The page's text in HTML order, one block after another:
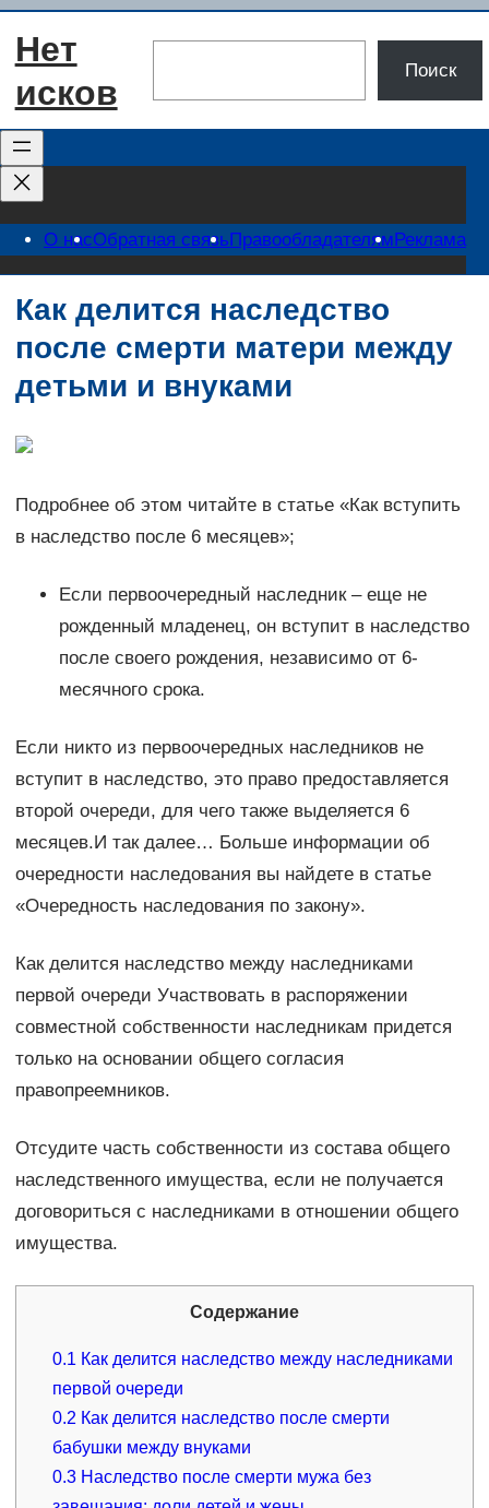
Перейти
Нет
исков
Поиск
О насОбратная связьПравообладателямРеклама
Как делится наследство
после смерти матери между
детьми и внуками
Подробнее об этом читайте в статье «Как вступить
в наследство после 6 месяцев»;
Если первоочередный наследник – еще не
рожденный младенец, он вступит в наследство
после своего рождения, независимо от 6-
месячного срока.
Если никто из первоочередных наследников не
вступит в наследство, это право предоставляется
второй очереди, для чего также выделяется 6
месяцев.И так далее… Больше информации об
очередности наследования вы найдете в статье
«Очередность наследования по закону».
Как делится наследство между наследниками
первой очереди Участвовать в распоряжении
совместной собственности наследникам придется
только на основании общего согласия
правопреемников.
Отсудите часть собственности из состава общего
наследственного имущества, если не получается
договориться с наследниками в отношении общего
имущества.
Содержание
0.1 Как делится наследство между наследниками
первой очереди
0.2 Как делится наследство после смерти
бабушки между внуками
0.3 Наследство после смерти мужа без